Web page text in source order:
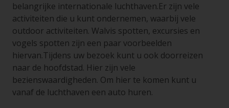
belangrijke internationale luchthaven.Er zijn vele
activiteiten die u kunt ondernemen, waarbij vele
outdoor activiteiten. Walvis spotten, excursies en
vogels spotten zijn een paar voorbeelden
hiervan.Tijdens uw bezoek kunt u ook doorreizen
naar de hoofdstad. Hier zijn vele
bezienswaardigheden. Om hier te komen kunt u
vanaf de luchthaven een auto huren.